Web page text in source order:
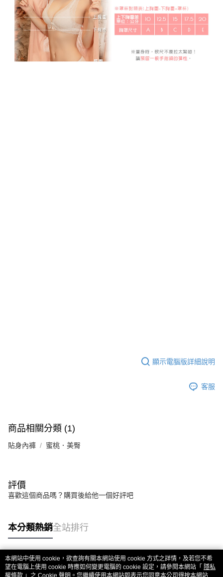
顯示電腦版詳細說明
客服
商品相關分類 (1)
貼身內褲 蜜桃．美臀
評價
喜歡這個商品嗎？購買後給他一個好評吧
本分類熱銷全站排行
熱門標籤
本網站中使用 cookie，欲查詢有關本網站使用 cookie 方式之詳情，及若您不希
望在電腦上使用 cookie 時應如何變更電腦的 cookie 設定，請參閱本網站「 隱私
權條款 」之 Cookie 聲明。您繼續使用本網站即表示您同意本公司得按本網站使